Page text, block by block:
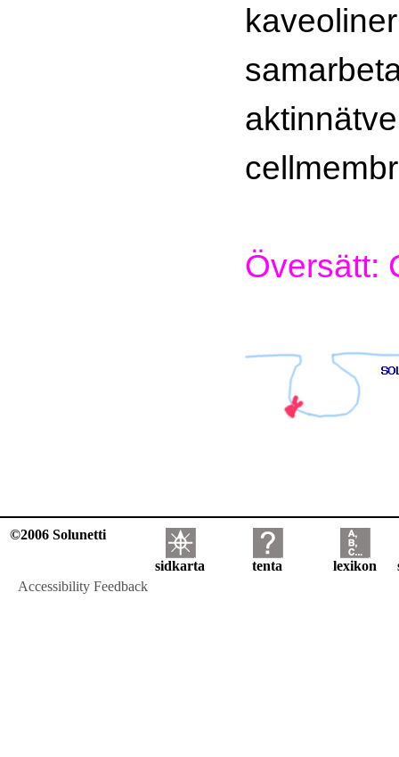
Översätt:
©2006 Solunetti
sidkarta tenta lexikon
Accessibility Feedback